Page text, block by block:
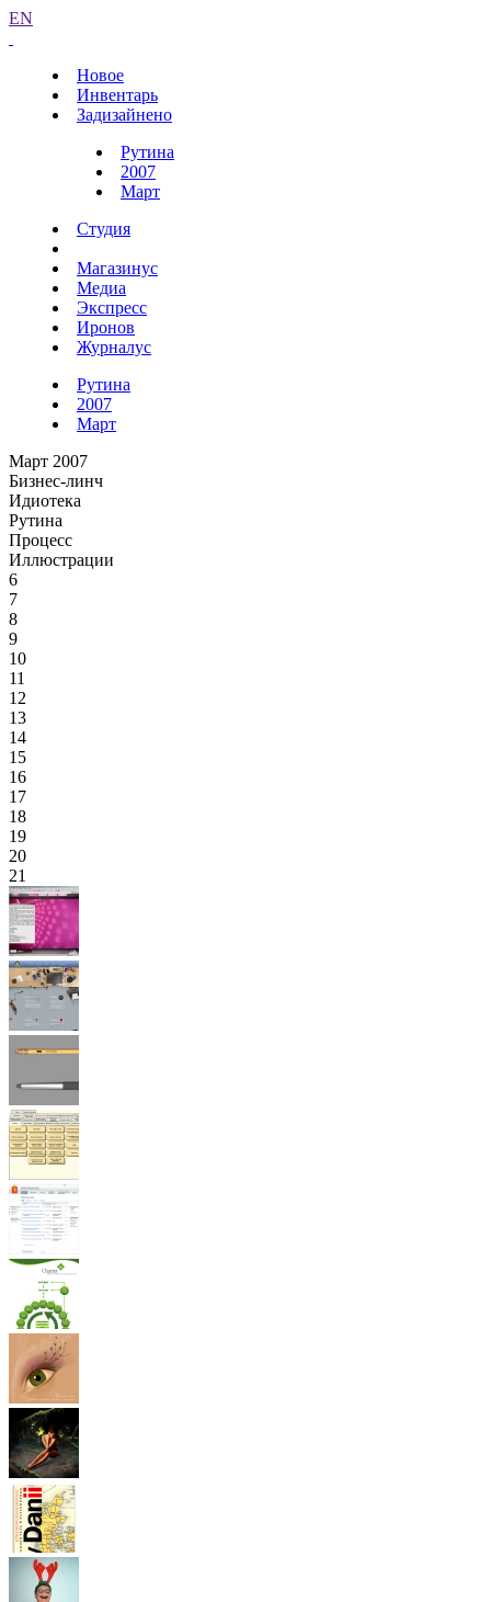
EN
Новое
Инвентарь
Задизайнено
Рутина
2007
Март
Студия
Магазинус
Медиа
Экспресс
Иронов
Журналус
Рутина
2007
Март
Март 2007
Бизнес-линч
Идиотека
Рутина
Процесс
Иллюстрации
6
7
8
9
10
11
12
13
14
15
16
17
18
19
20
21